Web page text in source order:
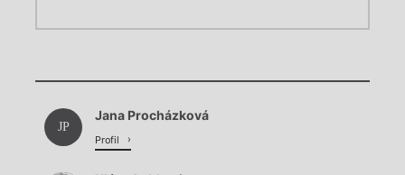
Načítá se.
Chviličku.
Načítá se.
JP
Jana Procházková
Profil